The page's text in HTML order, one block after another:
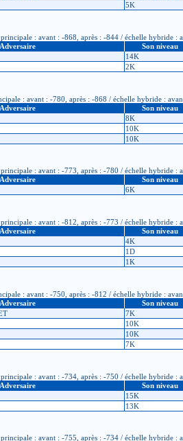
5K
: avant : -868, après : -844 / échelle hybride :
Adversaire Son niveau
14K
2K
: avant : -780, après : -868 / échelle hybride :
Adversaire Son niveau
8K
10K
10K
: avant : -773, après : -780 / échelle hybride :
Adversaire Son niveau
6K
: avant : -812, après : -773 / échelle hybride :
Adversaire Son niveau
4K
1D
1K
: avant : -750, après : -812 / échelle hybride :
Adversaire Son niveau
7K
10K
10K
7K
: avant : -734, après : -750 / échelle hybride :
Adversaire Son niveau
15K
13K
: avant : -755, après : -734 / échelle hybride :